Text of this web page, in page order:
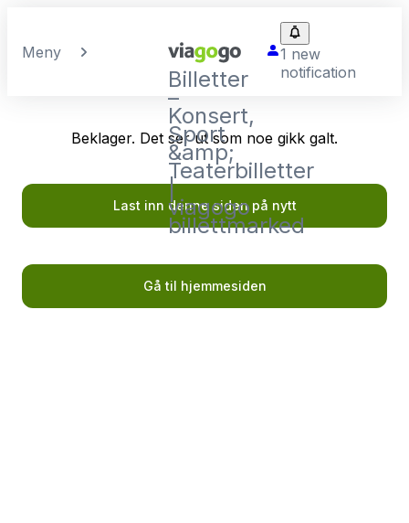
Meny
Billetter
–
Konsert,
Sport
&amp;
Teaterbilletter
|
viagogo
billettmarked
1 new
notification
Beklager. Det ser ut som noe gikk galt.
Last inn denne siden på nytt
Gå til hjemmesiden